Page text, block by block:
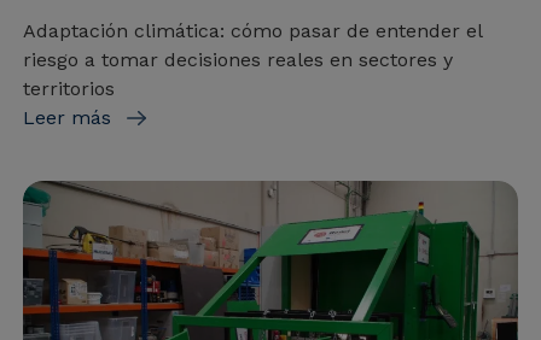
Adaptación climática: cómo pasar de entender el
riesgo a tomar decisiones reales en sectores y
territorios
Leer más